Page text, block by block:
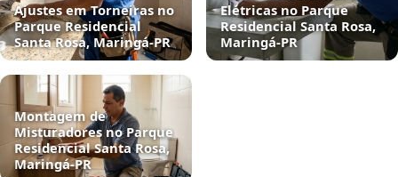
Ajustes em Torneiras no
Parque Residencial
Santa Rosa, Maringá‑PR
Elétricas no Parque
Residencial Santa Rosa,
Maringá‑PR
Montagem de
Misturadores no Parque
Residencial Santa Rosa,
Maringá‑PR